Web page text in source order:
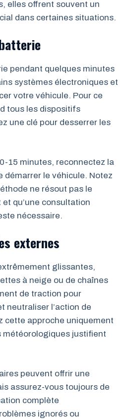
elles offrent souvent un
dans certaines situations.
pendant quelques minutes
systèmes électroniques et
votre véhicule. Pour ce
tous les dispositifs
une clé pour desserrer les
15 minutes, reconnectez la
démarrer le véhicule. Notez
ne résout pas le
qu’une consultation
nécessaire.
externes
glissantes,
à neige ou de chaînes
de traction pour
neutraliser l’action de
cette approche uniquement
météorologiques justifient
peuvent offrir une
assurez-vous toujours de
complète
ignorés ou